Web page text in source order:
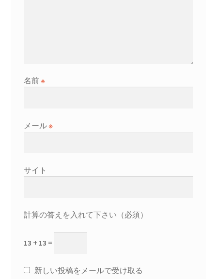
名前※
メール※
サイト
計算の答えを入れて下さい（必須）
13 + 13 =
新しい投稿をメールで受け取る